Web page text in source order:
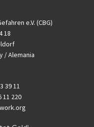
e.V. (CBG)
18
/ Alemania
39 11
11 220